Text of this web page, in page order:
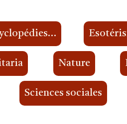
Nature
Sciences sociales